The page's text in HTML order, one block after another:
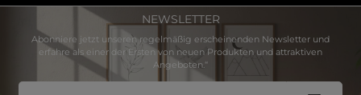
NEWSLETTER
Abonniere jetzt unseren regelmäßig erscheinenden Newsletter und
erfahre als einer der Ersten von neuen Produkten und attraktiven
Angeboten.“